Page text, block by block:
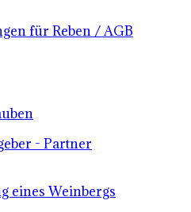
für Reben / AGB
- Partner
eines Weinbergs